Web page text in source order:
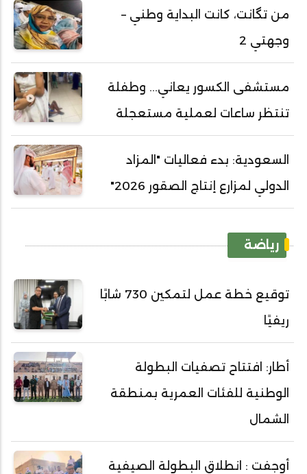
من تگانت، كانت البداية وطني –
وجهتي 2
مستشفى الكسور يعاني... وطفلة
تنتظر ساعات لعملية مستعجلة
السعودية: بدء فعاليات "المزاد
الدولي لمزارع إنتاج الصقور 2026"
رياضة
توقيع خطة عمل لتمكين 730 شابًا
ريفيًا
أطار: افتتاح تصفيات البطولة
الوطنية للفئات العمرية بمنطقة
الشمال
أوجفت : انطلاق البطولة الصيفية